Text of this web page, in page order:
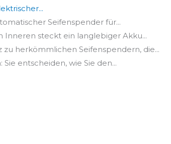
Seifenspender für...
Inneren steckt ein langlebiger Akku...
herkömmlichen Seifenspendern, die...
entscheiden, wie Sie den...